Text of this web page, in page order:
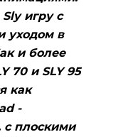
игру с
уходом в
и более
70 и SLY 95
как
-
с плоскими